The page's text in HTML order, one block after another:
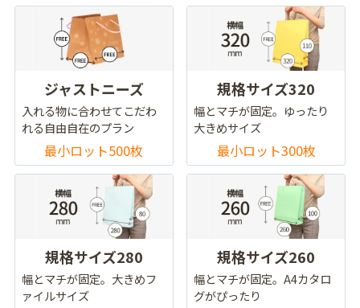
ジャストニーズ
入れる物に合わせてこだわ
れる自由自在のプラン
最小ロット500枚
規格サイズ320
幅とマチが固定。ゆったり
大きめサイズ
最小ロット300枚
規格サイズ280
幅とマチが固定。大きめフ
ァイルサイズ
規格サイズ260
幅とマチが固定。A4カタロ
グがぴったり